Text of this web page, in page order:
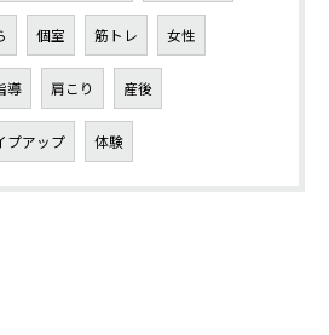
個室 筋トレ 女性
導 肩こり 産後
プアップ 体験